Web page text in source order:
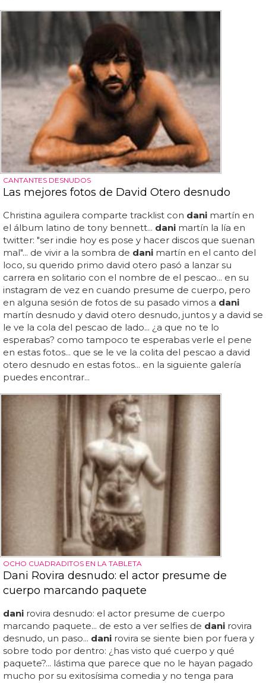
CANTANTES DESNUDOS
Las mejores fotos de David Otero desnudo
Christina aguilera comparte tracklist con dani martín en
el álbum latino de tony bennett... dani martín la lía en
twitter: "ser indie hoy es pose y hacer discos que suenan
mal"... de vivir a la sombra de dani martín en el canto del
loco, su querido primo david otero pasó a lanzar su
carrera en solitario con el nombre de el pescao... en su
instagram de vez en cuando presume de cuerpo, pero
en alguna sesión de fotos de su pasado vimos a dani
martín desnudo y david otero desnudo, juntos y a david se
le ve la cola del pescao de lado... ¿a que no te lo
esperabas? como tampoco te esperabas verle el pene
en estas fotos... que se le ve la colita del pescao a david
otero desnudo en estas fotos... en la siguiente galería
puedes encontrar...
OCHO CUADRADITOS EN LA TABLETA
Dani Rovira desnudo: el actor presume de
cuerpo marcando paquete
dani rovira desnudo: el actor presume de cuerpo
marcando paquete... de esto a ver selfies de dani rovira
desnudo, un paso... dani rovira se siente bien por fuera y
sobre todo por dentro: ¿has visto qué cuerpo y qué
paquete?... lástima que parece que no le hayan pagado
mucho por su exitosísima comedia y no tenga para